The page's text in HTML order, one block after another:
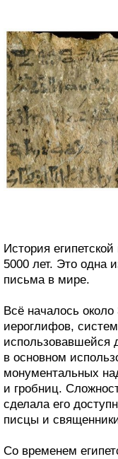
История
5000 лет. Это одна
письма в мире.
Всё началось
иероглифов,
использовавшейся
в основном
монументальных
и гробниц.
сделала его
писцы и
Со временем